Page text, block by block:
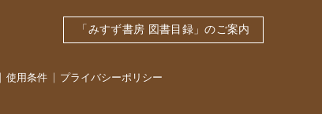
「みすず書房 図書目録」のご案内
使用条件
プライバシーポリシー